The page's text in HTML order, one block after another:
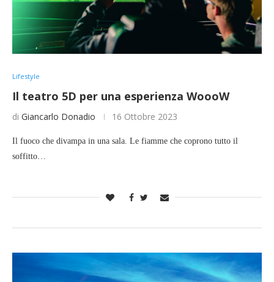
Lifestyle
Il teatro 5D per una esperienza WoooW
di Giancarlo Donadio 16 Ottobre 2023
Il fuoco che divampa in una sala. Le fiamme che coprono tutto il
soffitto…